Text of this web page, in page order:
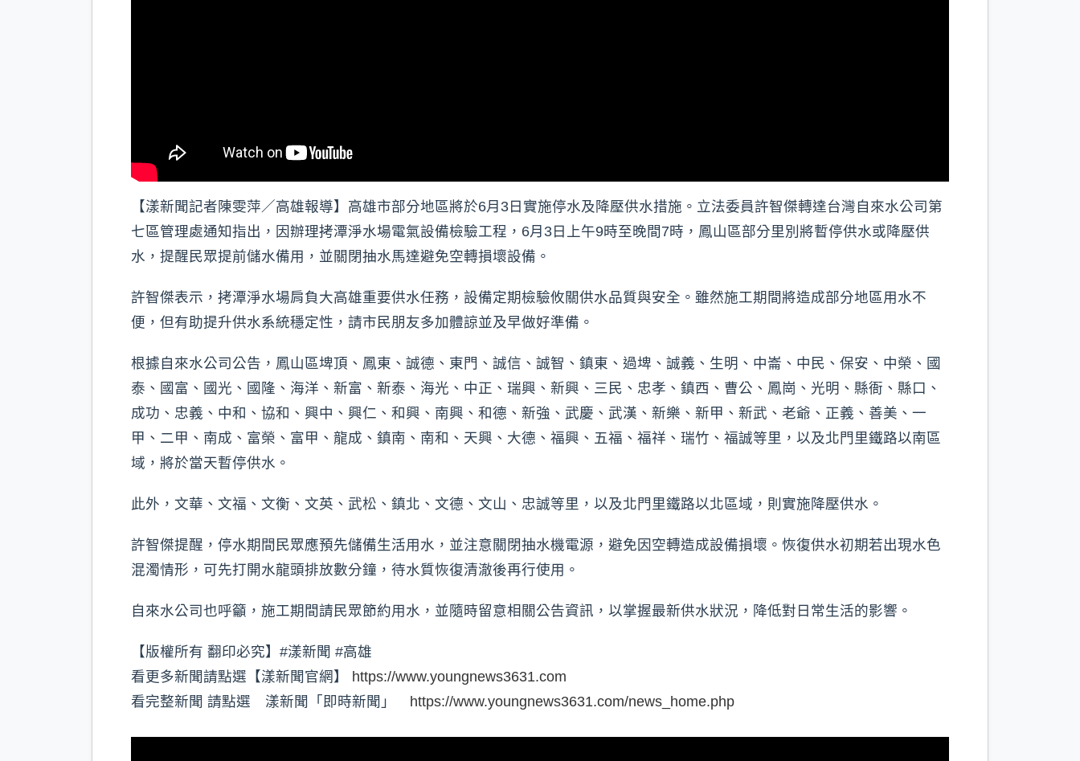
【漾新聞記者陳雯萍／高雄報導】高雄市部分地區將於6月3日實施停水及降壓供水措施。立法委員許智傑轉達台灣自來水公司第
七區管理處通知指出，因辦理拷潭淨水場電氣設備檢驗工程，6月3日上午9時至晚間7時，鳳山區部分里別將暫停供水或降壓供
水，提醒民眾提前儲水備用，並關閉抽水馬達避免空轉損壞設備。
許智傑表示，拷潭淨水場肩負大高雄重要供水任務，設備定期檢驗攸關供水品質與安全。雖然施工期間將造成部分地區用水不
便，但有助提升供水系統穩定性，請市民朋友多加體諒並及早做好準備。
根據自來水公司公告，鳳山區埤頂、鳳東、誠德、東門、誠信、誠智、鎮東、過埤、誠義、生明、中崙、中民、保安、中榮、國
泰、國富、國光、國隆、海洋、新富、新泰、海光、中正、瑞興、新興、三民、忠孝、鎮西、曹公、鳳崗、光明、縣衙、縣口、
成功、忠義、中和、協和、興中、興仁、和興、南興、和德、新強、武慶、武漢、新樂、新甲、新武、老爺、正義、善美、一
甲、二甲、南成、富榮、富甲、龍成、鎮南、南和、天興、大德、福興、五福、福祥、瑞竹、福誠等里，以及北門里鐵路以南區
域，將於當天暫停供水。
此外，文華、文福、文衡、文英、武松、鎮北、文德、文山、忠誠等里，以及北門里鐵路以北區域，則實施降壓供水。
許智傑提醒，停水期間民眾應預先儲備生活用水，並注意關閉抽水機電源，避免因空轉造成設備損壞。恢復供水初期若出現水色
混濁情形，可先打開水龍頭排放數分鐘，待水質恢復清澈後再行使用。
自來水公司也呼籲，施工期間請民眾節約用水，並隨時留意相關公告資訊，以掌握最新供水狀況，降低對日常生活的影響。
【版權所有 翻印必究】#漾新聞 #高雄
看更多新聞請點選【漾新聞官網】 https://www.youngnews3631.com
看完整新聞 請點選 漾新聞「即時新聞」 https://www.youngnews3631.com/news_home.php